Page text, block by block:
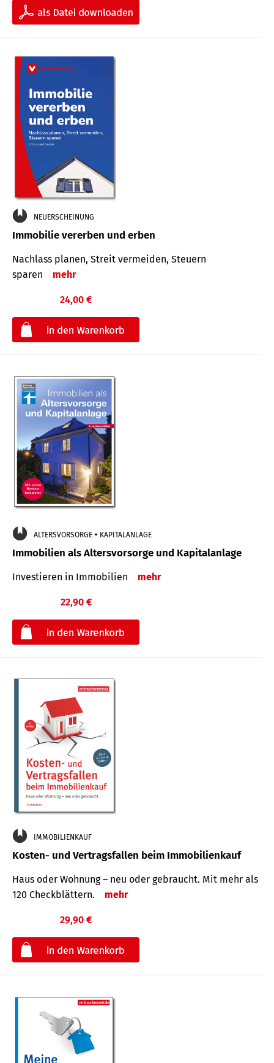
NEUERSCHEINUNG
Immobilie vererben und erben
Nachlass planen, Streit vermeiden, Steuern
sparen
mehr
24,00 €
ALTERSVORSORGE + KAPITALANLAGE
Immobilien als Altersvorsorge und Kapitalanlage
Investieren in Immobilien mehr
22,90 €
IMMOBILIENKAUF
Kosten- und Vertragsfallen beim Immobilienkauf
Haus oder Wohnung – neu oder gebraucht. Mit mehr als
120 Check­blättern.
mehr
29,90 €